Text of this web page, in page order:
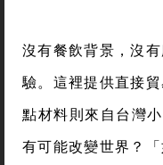
沒有餐飲背景，沒
驗。這裡提供直接
點材料則來自台灣
有可能改變世界？